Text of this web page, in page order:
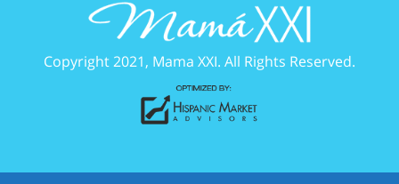
Copyright 2021, Mama XXI. All Rights Reserved.